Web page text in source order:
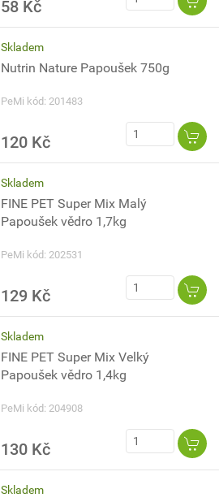
58 Kč
Skladem
Nutrin Nature Papoušek 750g
PeMi kód: 201483
120 Kč
Skladem
FINE PET Super Mix Malý
Papoušek vědro 1,7kg
PeMi kód: 202531
129 Kč
Skladem
FINE PET Super Mix Velký
Papoušek vědro 1,4kg
PeMi kód: 204908
130 Kč
Skladem